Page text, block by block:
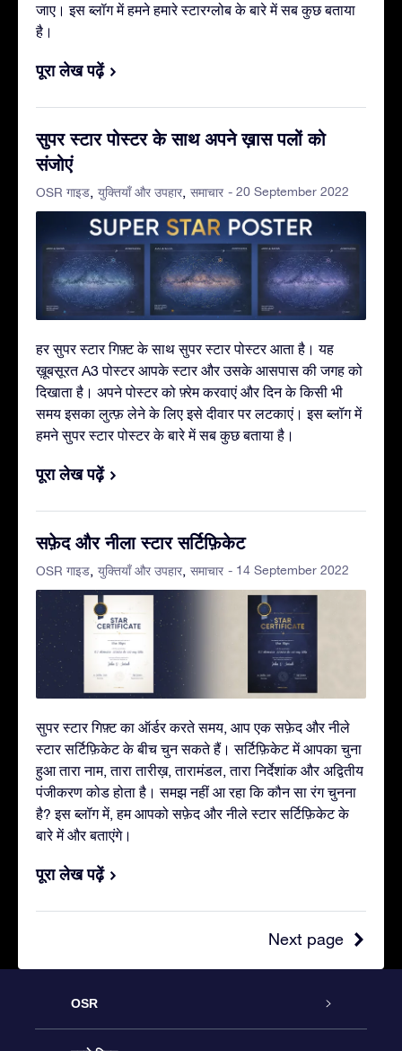
जाए। इस ब्लॉग में हमने हमारे स्टारग्लोब के बारे में सब कुछ बताया
है।
पूरा लेख पढ़ें
सुपर स्टार पोस्टर के साथ अपने ख़ास पलों को
संजोएं
OSR गाइड युक्तियाँ और उपहार समाचार - 20 September 2022
हर सुपर स्टार गिफ़्ट के साथ सुपर स्टार पोस्टर आता है। यह
ख़ूबसूरत A3 पोस्टर आपके स्टार और उसके आसपास की जगह को
दिखाता है। अपने पोस्टर को फ़्रेम करवाएं और दिन के किसी भी
समय इसका लुत्फ़ लेने के लिए इसे दीवार पर लटकाएं। इस ब्लॉग में
हमने सुपर स्टार पोस्टर के बारे में सब कुछ बताया है।
पूरा लेख पढ़ें
सफ़ेद और नीला स्टार सर्टिफ़िकेट
OSR गाइड युक्तियाँ और उपहार समाचार - 14 September 2022
सुपर स्टार गिफ़्ट का ऑर्डर करते समय, आप एक सफ़ेद और नीले
स्टार सर्टिफ़िकेट के बीच चुन सकते हैं। सर्टिफ़िकेट में आपका चुना
हुआ तारा नाम, तारा तारीख़, तारामंडल, तारा निर्देशांक और अद्वितीय
पंजीकरण कोड होता है। समझ नहीं आ रहा कि कौन सा रंग चुनना
है? इस ब्लॉग में, हम आपको सफ़ेद और नीले स्टार सर्टिफ़िकेट के
बारे में और बताएंगे।
पूरा लेख पढ़ें
Next page
OSR